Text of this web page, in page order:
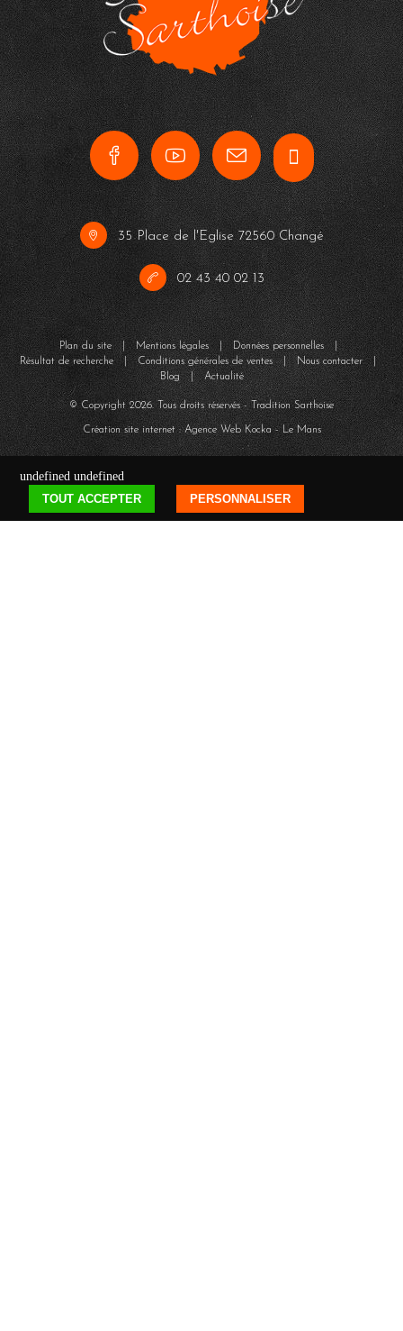
35 Place de l'Eglise 72560 Changé
02 43 40 02 13
Plan du site| Mentions légales| Données personnelles|
Résultat de recherche| Conditions générales de ventes | Nous contacter|
Blog| Actualité
© Copyright2026. Tous droits réservés - Tradition Sarthoise
Création site internet : Agence WebKocka- Le Mans
undefined undefined
TOUT ACCEPTER
PERSONNALISER